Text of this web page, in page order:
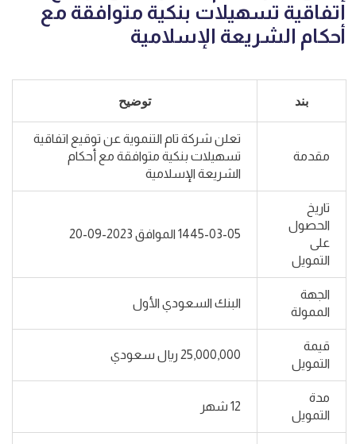
اتفاقية تسهيلات بنكية متوافقة مع
أحكام الشريعة الإسلامية
بند توضيح
مقدمة
تعلن شركة تام التنموية عن توقيع اتفاقية
تسهيلات بنكية متوافقة مع أحكام
الشريعة الإسلامية
تاريخ
الحصول
على
التمويل
1445-03-05 الموافق 2023-09-20
الجهة
الممولة
البنك السعودي الأول
قيمة
التمويل
25,000,000 ريال سعودي
مدة
التمويل
12 شهر